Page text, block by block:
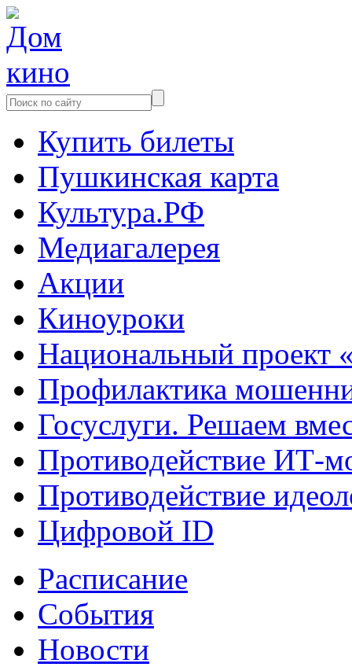
Купить билеты
Пушкинская карта
Культура.РФ
Медиагалерея
Акции
Киноуроки
Национальный проект
Профилактика
Госуслуги. Решаем
Противодействие ИТ-
Противодействие
Цифровой ID
Расписание
События
Новости